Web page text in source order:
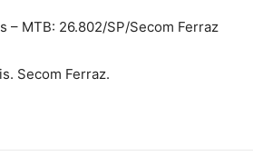
– MTB: 26.802/SP/Secom Ferraz
Secom Ferraz.